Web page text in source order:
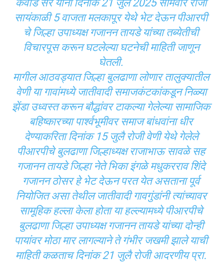
कवाडे सर यांनी दिनांक 21 जुलै 2025 सोमवार रोजी
सायंकाळी 5 वाजता मलकापूर येथे भेट देऊन पीआरपी
चे जिल्हा उपाध्यक्ष गजानन तायडे यांच्या तब्येतीची
विचारपूस करून घटलेल्या घटनेची माहिती जाणून
घेतली.
मागील आठवड्यात जिल्हा बुलढाणा लोणार तालुक्यातील
वेणी या गावांमध्ये जातीवादी समाजकंटकांकडून निळ्या
झेंडा उध्वस्त करून बौद्धांवर टाकल्या गेलेल्या सामाजिक
बहिष्कारच्या पार्श्वभूमीवर समाज बांधवांना धीर
देण्याकरिता दिनांक 15 जुलै रोजी वेणी येथे गेलेले
पीआरपीचे बुलढाणा जिल्हाध्यक्ष राजाभाऊ सावळे सह
गजानन तायडे जिल्हा नेते भिका इंगळे मधुकरराव शिंदे
गजानन ठोसर हे भेट देऊन परत येत असताना पूर्व
नियोजित असा तेथील जातीवादी गावगुंडांनी त्यांच्यावर
सामूहिक हल्ला केला होता या हल्ल्यामध्ये पीआरपीचे
बुलढाणा जिल्हा उपाध्यक्ष गजानन तायडे यांच्या दोन्ही
पायांवर मोठा मार लागल्याने ते गंभीर जखमी झाले याची
माहिती कळताच दिनांक 21 जुलै रोजी आदरणीय प्रा.